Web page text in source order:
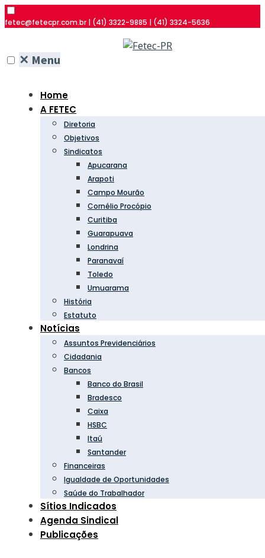
fetec@fetecpr.com.br | (41) 3322-9885 | (41) 3324-5636
✕ Menu
Home
A FETEC
Diretoria
Objetivos
Sindicatos
Apucarana
Arapoti
Campo Mourão
Cornélio Procópio
Curitiba
Guarapuava
Londrina
Paranavaí
Toledo
Umuarama
História
Estatuto
Notícias
Assuntos Previdenciários
Cidadania
Bancos
Banco do Brasil
Bradesco
Caixa
HSBC
Itaú
Santander
Financeiras
Igualdade de Oportunidades
Saúde do Trabalhador
Sítios Indicados
Agenda Sindical
Publicações